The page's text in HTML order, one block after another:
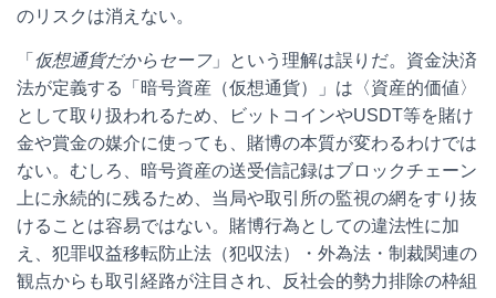
のリスクは消えない。
「 仮想通貨だからセーフ」という理解は誤りだ。資金決済
法が定義する「暗号資産（仮想通貨）」は〈資産的価値〉
として取り扱われるため、ビットコインやUSDT等を賭け
金や賞金の媒介に使っても、賭博の本質が変わるわけでは
ない。むしろ、暗号資産の送受信記録はブロックチェーン
上に永続的に残るため、当局や取引所の監視の網をすり抜
けることは容易ではない。賭博行為としての違法性に加
え、犯罪収益移転防止法（犯収法）・外為法・制裁関連の
観点からも取引経路が注目され、反社会的勢力排除の枠組